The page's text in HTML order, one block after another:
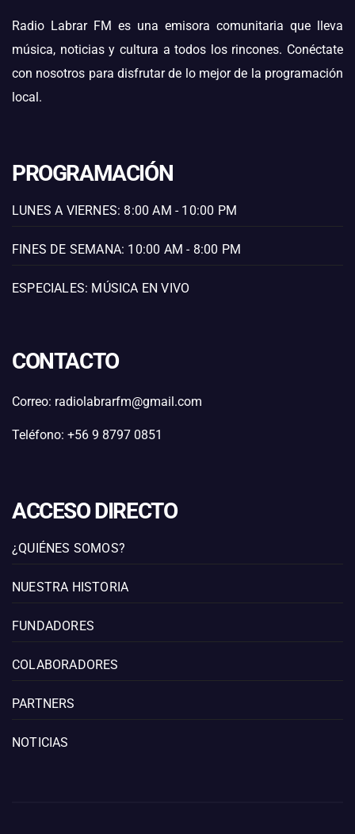
Radio Labrar FM es una emisora comunitaria que lleva
música, noticias y cultura a todos los rincones. Conéctate
con nosotros para disfrutar de lo mejor de la programación
local.
PROGRAMACIÓN
LUNES A VIERNES: 8:00 AM - 10:00 PM
FINES DE SEMANA: 10:00 AM - 8:00 PM
ESPECIALES: MÚSICA EN VIVO
CONTACTO
Correo: radiolabrarfm@gmail.com
Teléfono: +56 9 8797 0851
ACCESO DIRECTO
¿QUIÉNES SOMOS?
NUESTRA HISTORIA
FUNDADORES
COLABORADORES
PARTNERS
NOTICIAS